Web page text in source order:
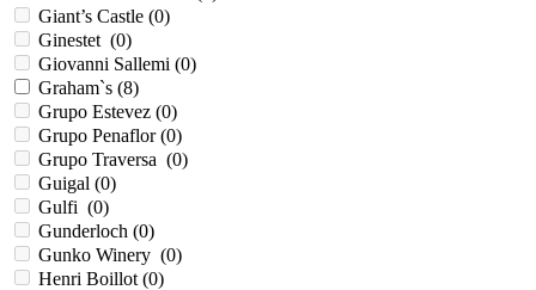
Giant’s Castle (0)
Ginestet (0)
Giovanni Sallemi (0)
Graham`s (8)
Grupo Estevez (0)
Grupo Penaflor (0)
Grupo Traversa (0)
Guigal (0)
Gulfi (0)
Gunderloch (0)
Gunko Winery (0)
Henri Boillot (0)